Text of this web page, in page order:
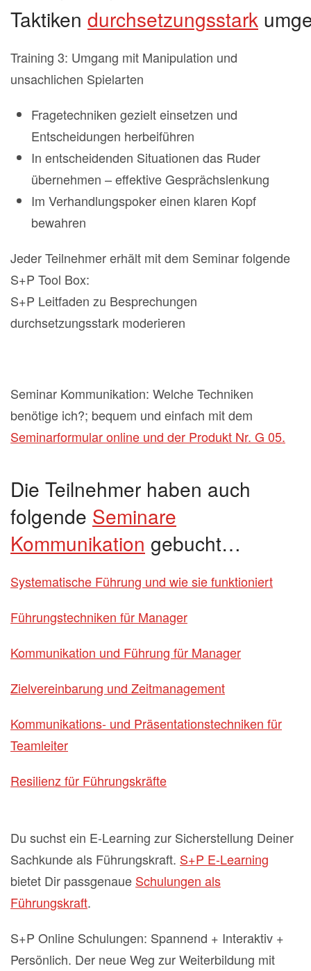
Taktiken durchsetzungsstark
Training 3: Umgang mit Manipulation und
unsachlichen Spielarten
Fragetechniken gezielt einsetzen und
Entscheidungen herbeiführen
In entscheidenden Situationen das Ruder
übernehmen – effektive Gesprächslenkung
Im Verhandlungspoker einen klaren Kopf
bewahren
Jeder Teilnehmer erhält mit dem Seminar folgende
S+P Tool Box:
S+P Leitfaden zu Besprechungen
durchsetzungsstark moderieren
Seminar Kommunikation: Welche Techniken
benötige ich?; bequem und einfach mit dem
Seminarformular online und der Produkt Nr. G 05.
Die Teilnehmer haben auch
folgende Seminare
Kommunikation gebucht…
Systematische Führung und wie sie funktioniert
Führungstechniken für Manager
Kommunikation und Führung für Manager
Zielvereinbarung und Zeitmanagement
Kommunikations- und Präsentationstechniken für
Teamleiter
Resilienz für Führungskräfte
Du suchst ein E-Learning zur Sicherstellung Deiner
Sachkunde als Führungskraft. S+P E-Learning
bietet Dir passgenaue Schulungen als
Führungskraft.
S+P Online Schulungen: Spannend + Interaktiv +
Persönlich. Der neue Weg zur Weiterbildung mit